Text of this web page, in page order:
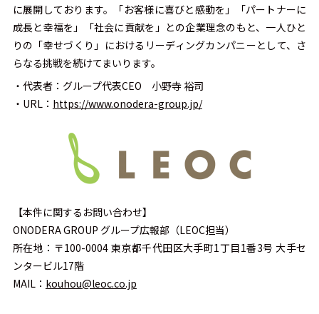
に展開しております。「お客様に喜びと感動を」「パートナーに
成長と幸福を」「社会に貢献を」との企業理念のもと、一人ひと
りの「幸せづくり」におけるリーディングカンパニーとして、さ
らなる挑戦を続けてまいります。
・代表者：グループ代表CEO 小野寺 裕司
・URL： https://www.onodera-group.jp/
【本件に関するお問い合わせ】
ONODERA GROUP グループ広報部（LEOC担当）
所在地：〒100-0004 東京都千代田区大手町1丁目1番3号 大手セ
ンタービル17階
MAIL： kouhou@leoc.co.jp